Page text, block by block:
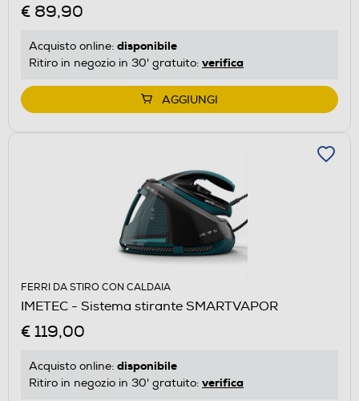
€ 89,90
Acquisto online: disponibile
Ritiro in negozio in 30' gratuito: verifica
AGGIUNGI
FERRI DA STIRO CON CALDAIA
IMETEC - Sistema stirante SMARTVAPOR
€ 119,00
Acquisto online: disponibile
Ritiro in negozio in 30' gratuito: verifica